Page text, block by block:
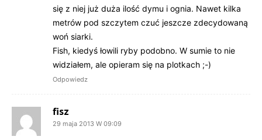
się z niej już duża ilość dymu i ognia. Nawet kilka
metrów pod szczytem czuć jeszcze zdecydowaną
woń siarki.
Fish, kiedyś łowili ryby podobno. W sumie to nie
widziałem, ale opieram się na plotkach ;-)
Odpowiedz
fisz
29 maja 2013 W 09:09